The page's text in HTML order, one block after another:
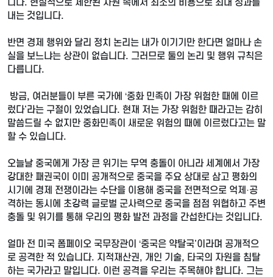
내는 것입니다.
반면 경제 행위와 달리 정치 논리는 내가 이기기만 한다면 얼마나 손
실을 보느냐는 상관이 없습니다. 그러므로 둘의 논리 및 행위 규칙은
다릅니다.
방금, 여러분들이 부른 국가에 ‘중화 민족이 가장 위험한 때에 이르
렀다'라는 구절이 있었습니다. 현재 저는 가장 위험한 때라고는 감히
말씀드릴 수 없지만 중화민족이 새로운 위험의 때에 이르렀다고는 말
할 수 있습니다.
오늘날 중국에게 가장 큰 위기는 무역 충돌이 아니라 세계에서 가장
강대한 패권국이 이미 공개적으로 중국을 주요 상대로 삼고 평화의
시기에 경제 전쟁이라는 수단을 이용해 중국을 전면적으로 억제·공
격하는 동시에 초강력 글로벌 군사력으로 중국을 점점 위협하고 주변
충돌 및 위기를 통해 우리의 평화 발전 과정을 간섭한다는 것입니다.
얼마 전 미국 폼페이오 국무장관이 ‘중국은 약탈국'이라며 공개적으
로 공격한 적 있습니다. 지적재산권, 개인 기술, 타국의 자원을 침탈
하는 국가라고 말입니다. 이런 공격을 우리는 주목해야 합니다. 그는